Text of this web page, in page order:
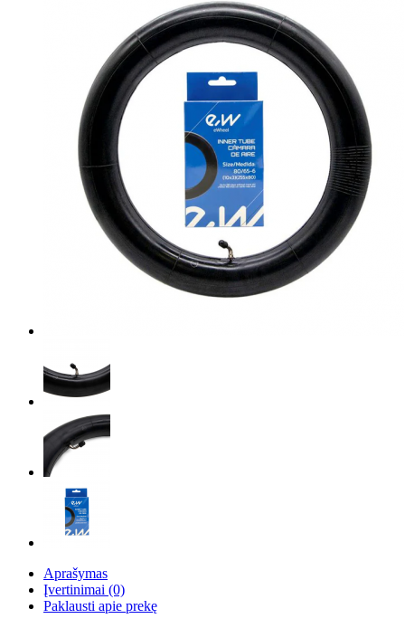
Aprašymas
Įvertinimai (0)
Paklausti apie prekę